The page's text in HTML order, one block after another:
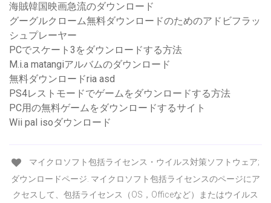
海賊韓国映画急流のダウンロード
グーグルクローム無料ダウンロードのためのアドビフラッ
シュプレーヤー
PCでスケート3をダウンロードする方法
M.i.a matangiアルバムのダウンロード
無料ダウンロードria asd
PS4レストモードでゲームをダウンロードする方法
PC用の無料ゲームをダウンロードするサイト
Wii pal isoダウンロード
マイクロソフト包括ライセンス・ウイルス対策ソフトウェア;
ダウンロードページ. マイクロソフト包括ライセンスのページにア
クセスして、包括ライセンス（OS，Officeなど）またはウイルス